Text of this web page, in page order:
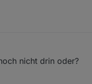
nicht drin oder?